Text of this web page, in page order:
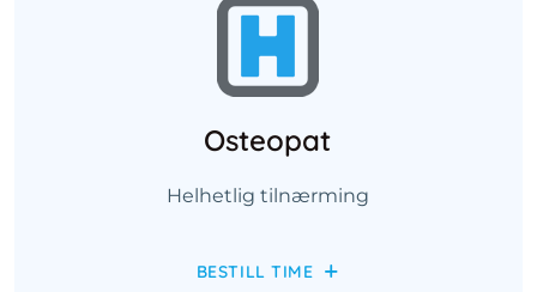
Osteopat
Helhetlig tilnærming
BESTILL TIME